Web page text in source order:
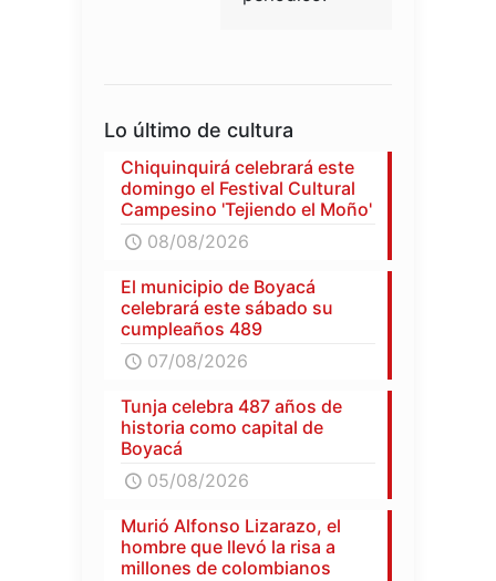
Lo último de cultura
Chiquinquirá celebrará este
domingo el Festival Cultural
Campesino 'Tejiendo el Moño'
08/08/2026
El municipio de Boyacá
celebrará este sábado su
cumpleaños 489
07/08/2026
Tunja celebra 487 años de
historia como capital de
Boyacá
05/08/2026
Murió Alfonso Lizarazo, el
hombre que llevó la risa a
millones de colombianos